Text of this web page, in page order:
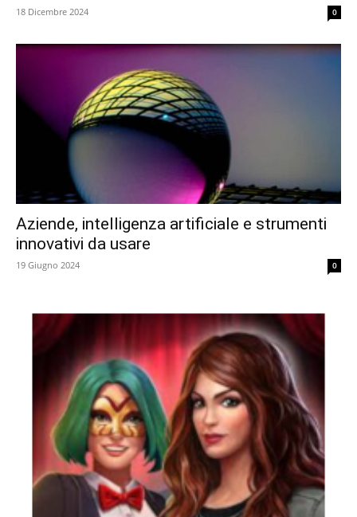
18 Dicembre 2024 0
Aziende, intelligenza artificiale e strumenti
innovativi da usare
19 Giugno 2024 0